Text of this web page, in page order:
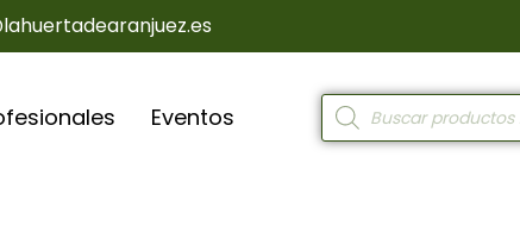
Eventos